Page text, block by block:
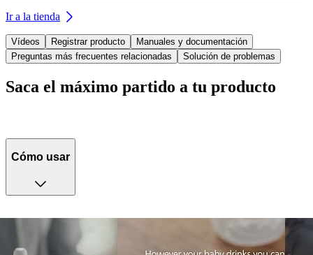
Ir a la tienda
Vídeos Registrar producto
Manuales y documentación
Preguntas más frecuentes relacionadas
Solución de problemas
Saca el máximo partido a tu producto
Cómo usar